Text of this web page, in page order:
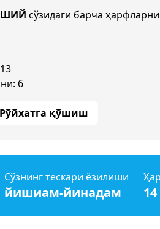
сўзидаги барча
6
Рўйхатга қўшиш
Сўзнинг тескари ёзилиши
йишиам-йинадам 14